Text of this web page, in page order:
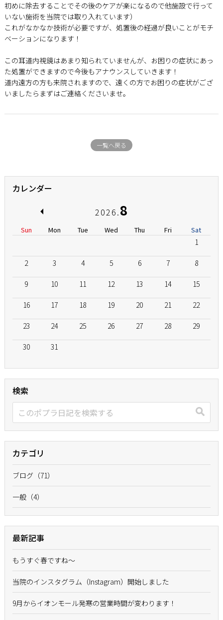
初めに除去することでその後のケアが楽になるので他施設で行って
いない施術を当院では取り入れています）
これがなかなか技術が必要ですが、処置後の経過が良いことがモチ
ベーションになります！
この耳道内視鏡はあまり知られていませんが、お困りの症状にあっ
た処置ができますので今後もアナウンスしていきます！
道内遠方の方も来院されますので、遠くの方でお困りの症状がござ
いましたらまずはご連絡くださいませ。
一覧へ戻る
カレンダー
2026.8
Sun Mon Tue Wed Thu Fri Sat
1
2 3 4 5 6 7 8
9 10 11 12 13 14 15
16 17 18 19 20 21 22
23 24 25 26 27 28 29
30 31
検索
カテゴリ
ブログ（71）
一般（4）
最新記事
もうすぐ春ですね〜
当院のインスタグラム（Instagram）開始しました
9月からイオンモール発寒の営業時間が変わります！